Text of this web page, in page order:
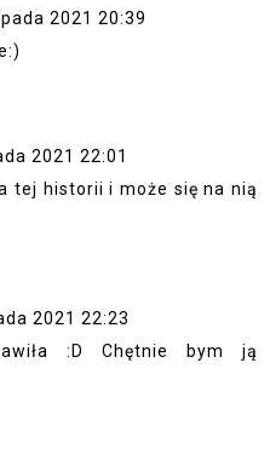
2021 20:39
2021 22:01
tej historii i może się na nią
2021 22:23
:D Chętnie bym ją